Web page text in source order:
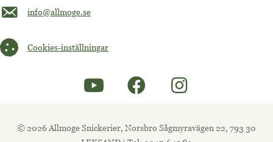
Maila oss på info@allmoge.se
info@allmoge.se
Cookies-inställningar
Cookies-inställningar
© 2026 Allmoge Snickerier, Norsbro Sågmyravägen 22, 793 30